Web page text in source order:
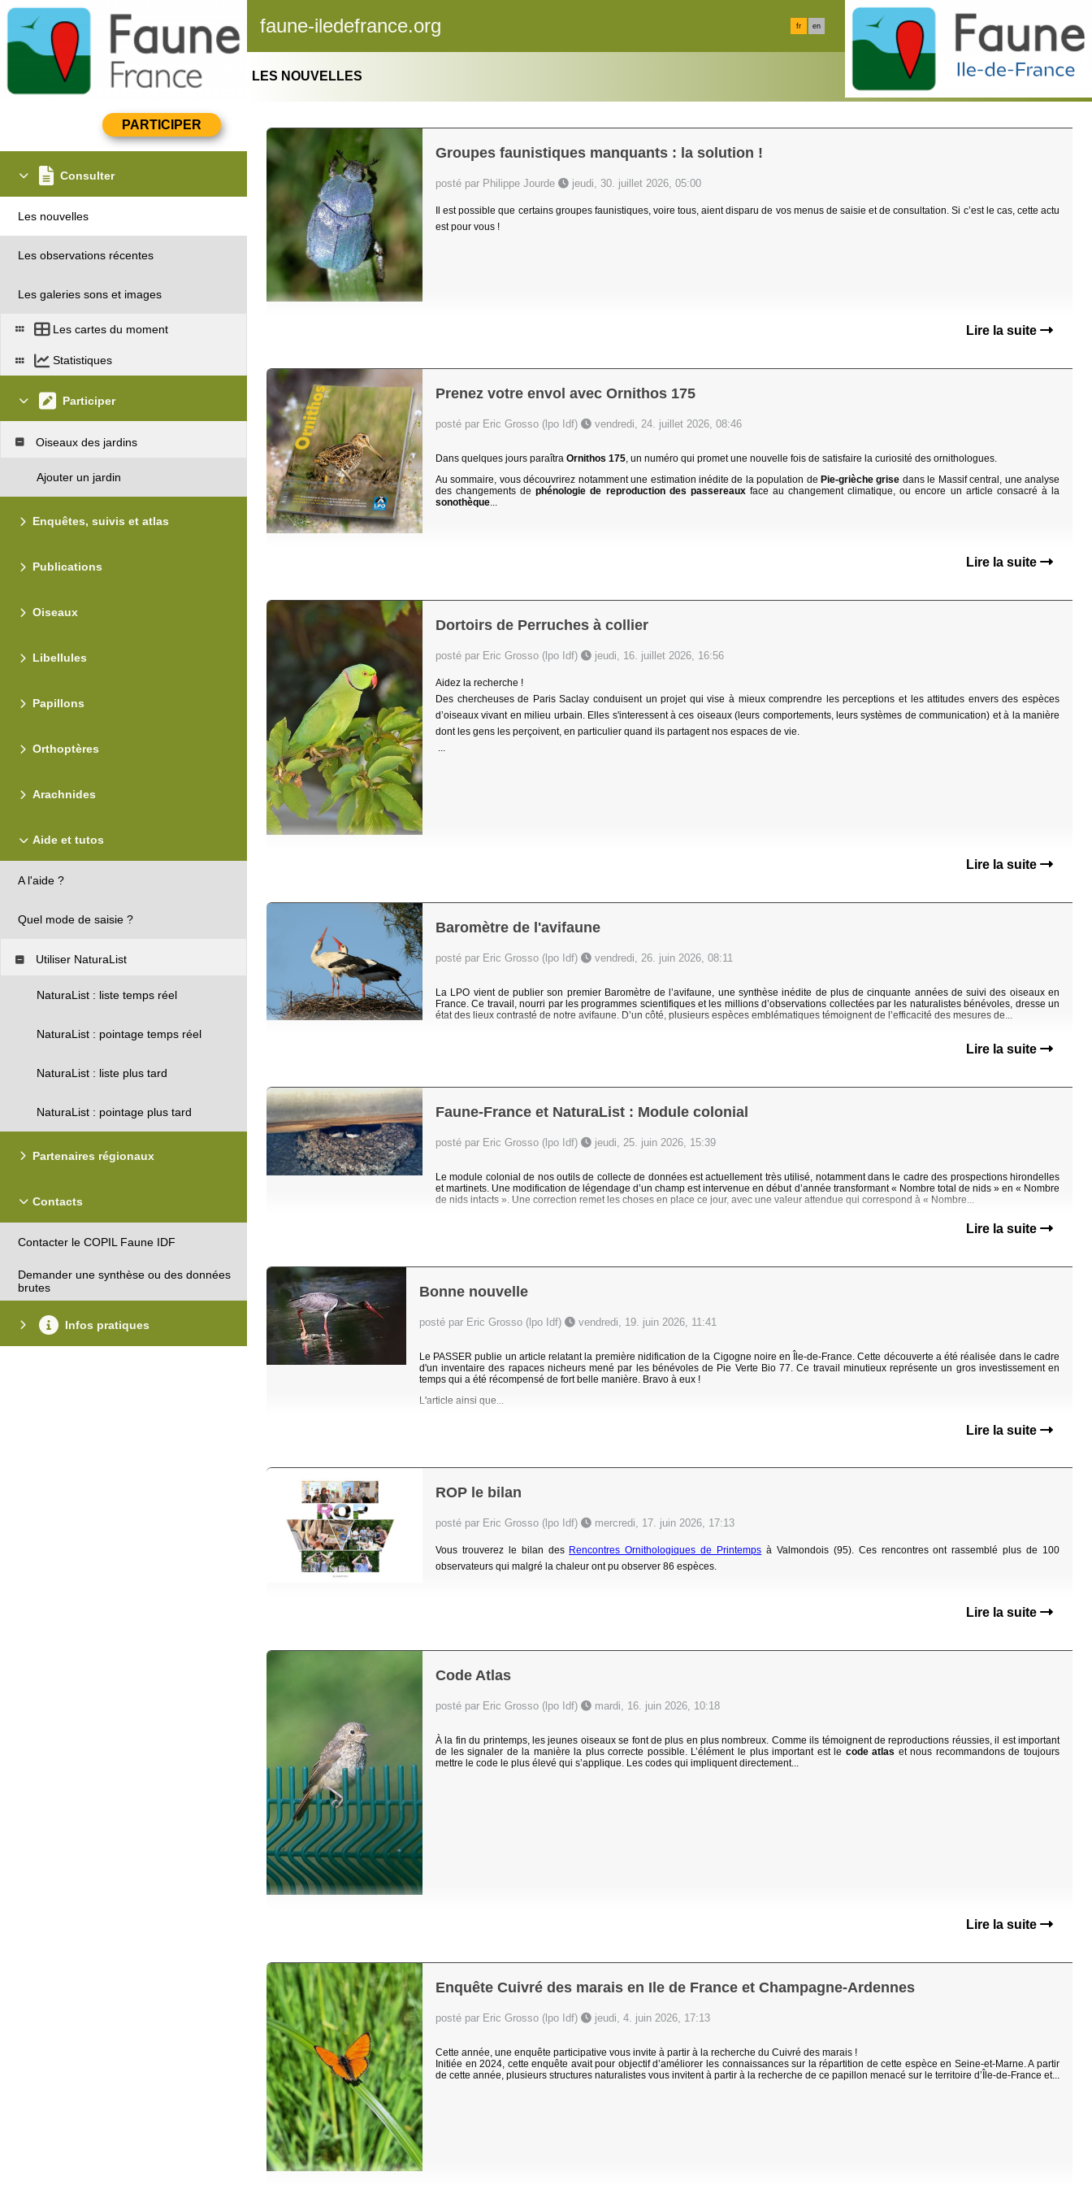
faune-iledefrance.org fr en
Consulter
Les nouvelles
Les observations récentes
Les galeries sons et images
Les cartes du moment
Statistiques
Participer
Oiseaux des jardins
Ajouter un jardin
Enquêtes, suivis et atlas
Publications
Oiseaux
Libellules
Papillons
Orthoptères
Arachnides
Aide et tutos
A l'aide ?
Quel mode de saisie ?
Utiliser NaturaList
NaturaList : liste temps réel
NaturaList : pointage temps réel
NaturaList : liste plus tard
NaturaList : pointage plus tard
Partenaires régionaux
Contacts
Contacter le COPIL Faune IDF
Demander une synthèse ou des données
brutes
Infos pratiques
LES NOUVELLES
Groupes faunistiques manquants : la solution !
posté par Philippe Jourde jeudi, 30. juillet 2026, 05:00
Il est possible que certains groupes faunistiques, voire tous, aient disparu de vos menus de saisie et de consultation. Si c’est le cas, cette actu
est pour vous !
Lire la suite
Prenez votre envol avec Ornithos 175
posté par Eric Grosso (lpo Idf) vendredi, 24. juillet 2026, 08:46
Dans quelques jours paraîtra Ornithos 175, un numéro qui promet une nouvelle fois de satisfaire la curiosité des ornithologues.
Au sommaire, vous découvrirez notamment une estimation inédite de la population dePie-grièche grise dans le Massif central, une analyse
des changements dephénologie de reproduction des passereauxface au changement climatique, ou encore un article consacré à la
sonothèque...
Lire la suite
Dortoirs de Perruches à collier
posté par Eric Grosso (lpo Idf) jeudi, 16. juillet 2026, 16:56
Aidez la recherche !
Des chercheuses de Paris Saclay conduisent un projet qui vise à mieux comprendre les perceptions et les attitudes envers des espèces
d’oiseaux vivant en milieu urbain. Elles s'interessent à ces oiseaux (leurs comportements, leurs systèmes de communication) et à la manière
dont les gens les perçoivent, en particulier quand ils partagent nos espaces de vie.
...
Lire la suite
Baromètre de l'avifaune
posté par Eric Grosso (lpo Idf) vendredi, 26. juin 2026, 08:11
La LPO vient de publier son premier Baromètre de l’avifaune, une synthèse inédite de plus de cinquante années de suivi des oiseaux en
France. Ce travail, nourri par les programmes scientifiques et les millions d’observations collectées par les naturalistes bénévoles, dresse un
état des lieux contrasté de notre avifaune. D’un côté, plusieurs espèces emblématiques témoignent de l’efficacité des mesures de...
Lire la suite
Faune-France et NaturaList : Module colonial
posté par Eric Grosso (lpo Idf) jeudi, 25. juin 2026, 15:39
Le module colonial de nos outils de collecte de données est actuellement très utilisé, notamment dans le cadre des prospections hirondelles
et martinets. Une modification de légendage d’un champ est intervenue en début d’année transformant « Nombre total de nids » en « Nombre
de nids intacts ». Une correction remet les choses en place ce jour, avec une valeur attendue qui correspond à « Nombre...
Lire la suite
Bonne nouvelle
posté par Eric Grosso (lpo Idf) vendredi, 19. juin 2026, 11:41
Le PASSER publie un article relatant la première nidification de la Cigogne noire en Île‐de‐France. Cette découverte a été réalisée dans le cadre
d'un inventaire des rapaces nicheurs mené par les bénévoles de Pie Verte Bio 77. Ce travail minutieux représente un gros investissement en
temps qui a été récompensé de fort belle manière. Bravo à eux !
L'article ainsi que...
Lire la suite
ROP le bilan
posté par Eric Grosso (lpo Idf) mercredi, 17. juin 2026, 17:13
Vous trouverez le bilan des Rencontres Ornithologiques de Printemps à Valmondois (95). Ces rencontres ont rassemblé plus de 100
observateurs qui malgré la chaleur ont pu observer 86 espèces.
Lire la suite
Code Atlas
posté par Eric Grosso (lpo Idf) mardi, 16. juin 2026, 10:18
À la fin du printemps, les jeunes oiseaux se font de plus en plus nombreux. Comme ils témoignent de reproductions réussies, il est important
de les signaler de la manière la plus correcte possible. L’élément le plus important est le code atlas et nous recommandons de toujours
mettre le code le plus élevé qui s’applique. Les codes qui impliquent directement...
Lire la suite
Enquête Cuivré des marais en Ile de France et Champagne-Ardennes
posté par Eric Grosso (lpo Idf) jeudi, 4. juin 2026, 17:13
Cette année, une enquête participative vous invite à partir à la recherche du Cuivré des marais !
Initiée en 2024, cette enquête avait pour objectif d’améliorer les connaissances sur la répartition de cette espèce en Seine-et-Marne. A partir
de cette année, plusieurs structures naturalistes vous invitent à partir à la recherche de ce papillon menacé sur le territoire d’Île-de-France et...